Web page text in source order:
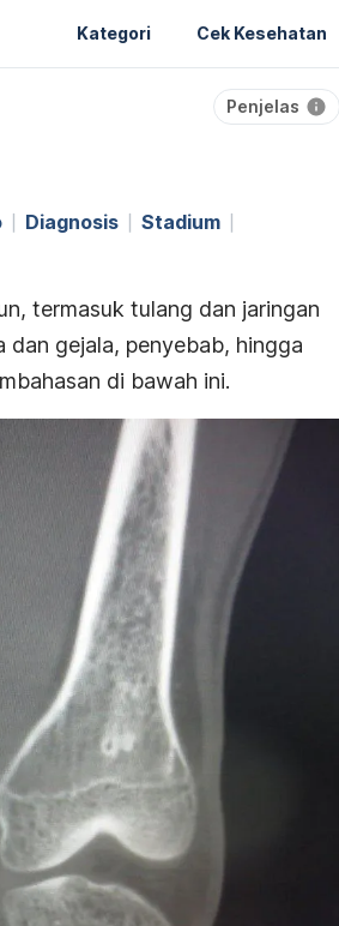
Kategori Cek Kesehatan
Penjelas
Diagnosis
Stadium
termasuk tulang dan jaringan
dan gejala, penyebab, hingga
di bawah ini.